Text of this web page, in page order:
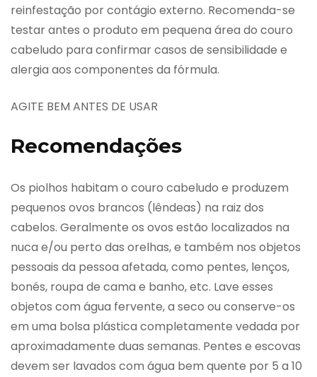
reinfestação por contágio externo. Recomenda-se
testar antes o produto em pequena área do couro
cabeludo para confirmar casos de sensibilidade e
alergia aos componentes da fórmula.
AGITE BEM ANTES DE USAR
Recomendações
Os piolhos habitam o couro cabeludo e produzem
pequenos ovos brancos (lêndeas) na raiz dos
cabelos. Geralmente os ovos estão localizados na
nuca e/ou perto das orelhas, e também nos objetos
pessoais da pessoa afetada, como pentes, lenços,
bonés, roupa de cama e banho, etc. Lave esses
objetos com água fervente, a seco ou conserve-os
em uma bolsa plástica completamente vedada por
aproximadamente duas semanas. Pentes e escovas
devem ser lavados com água bem quente por 5 a 10